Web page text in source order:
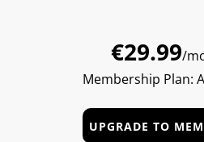
€29.99/
Membership Plan:
UPGRADE TO